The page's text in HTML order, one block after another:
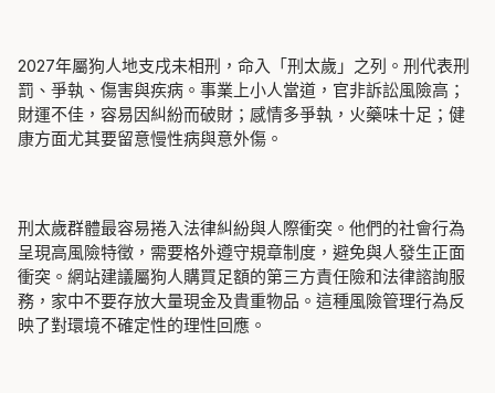
2027年屬狗人地支戌未相刑，命入「刑太歲」之列。刑代表刑
罰、爭執、傷害與疾病。事業上小人當道，官非訴訟風險高；
財運不佳，容易因糾紛而破財；感情多爭執，火藥味十足；健
康方面尤其要留意慢性病與意外傷。
刑太歲群體最容易捲入法律糾紛與人際衝突。他們的社會行為
呈現高風險特徵，需要格外遵守規章制度，避免與人發生正面
衝突。網站建議屬狗人購買足額的第三方責任險和法律諮詢服
務，家中不要存放大量現金及貴重物品。這種風險管理行為反
映了對環境不確定性的理性回應。